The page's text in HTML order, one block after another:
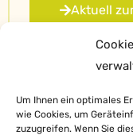
Um Ihnen ein optimales
wie Cookies, um
zuzugreifen. Wenn Sie
Aktuell